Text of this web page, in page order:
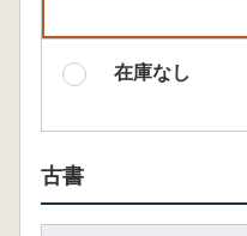
在庫なし
古書